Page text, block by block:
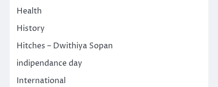
Health
History
Hitches – Dwithiya Sopan
indipendance day
International